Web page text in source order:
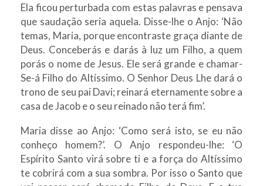
Ela ficou perturbada com estas palavras e pensava
que saudação seria aquela. Disse-lhe o Anjo: ‘Não
temas, Maria, porque encontraste graça diante de
Deus. Conceberás e darás à luz um Filho, a quem
porás o nome de Jesus. Ele será grande e chamar-
Se-á Filho do Altíssimo. O Senhor Deus Lhe dará o
trono de seu pai Davi; reinará eternamente sobre a
casa de Jacob e o seu reinado não terá fim’.
Maria disse ao Anjo: ‘Como será isto, se eu não
conheço homem?’. O Anjo respondeu-lhe: ‘O
Espírito Santo virá sobre ti e a força do Altíssimo
te cobrirá com a sua sombra. Por isso o Santo que